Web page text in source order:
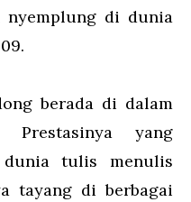
nyemplung di dunia
berada di dalam
yang
dunia tulis menulis
tayang di berbagai